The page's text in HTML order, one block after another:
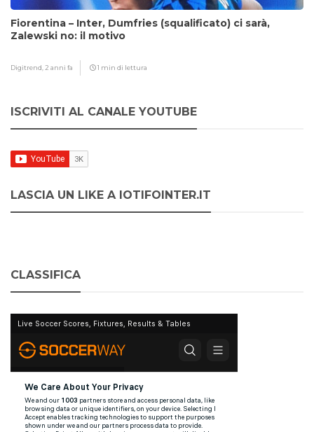
Fiorentina – Inter, Dumfries (squalificato) ci sarà,
Zalewski no: il motivo
Digitrend, 2 anni fa 1 min di lettura
ISCRIVITI AL CANALE YOUTUBE
LASCIA UN LIKE A IOTIFOINTER.IT
CLASSIFICA